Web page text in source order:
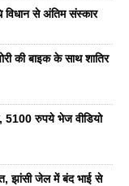
विधान से अंतिम संस्कार
की बाइक के साथ शातिर
5100 रुपये भेज वीडियो
झांसी जेल में बंद भाई से